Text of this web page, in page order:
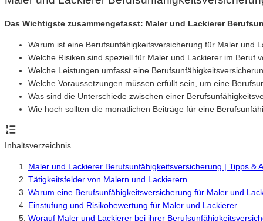
Das Wichtigste zusammengefasst: Maler und Lackierer
Warum ist eine Berufsunfähigkeitsversicherung für Maler und
Welche Risiken sind speziell für Maler und Lackierer im Beruf
Welche Leistungen umfasst eine
Welche Voraussetzungen müssen erfüllt sein, um eine
Was sind die Unterschiede zwischen einer
Wie hoch sollten die monatlichen Beiträge für eine
Inhaltsverzeichnis
Maler und Lackierer Berufsunfähigkeitsversicherung | Tipps &
Tätigkeitsfelder von Malern und Lackierern
Warum eine Berufsunfähigkeitsversicherung für Maler und
Einstufung und Risikobewertung für Maler und Lackierer
Worauf Maler und Lackierer bei ihrer